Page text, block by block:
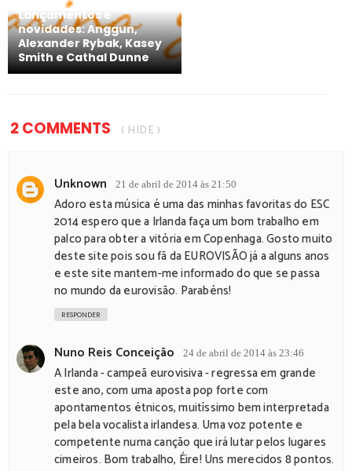
Lançamentos e
novidades: Anggun,
Alexander Rybak, Kasey
Smith e Cathal Dunne
2 COMMENTS ( HIDE )
Unknown 21 de abril de 2014 às 21:50
Adoro esta música é uma das minhas favoritas do ESC
2014 espero que a Irlanda faça um bom trabalho em
palco para obter a vitória em Copenhaga. Gosto muito
deste site pois sou fã da EUROVISÃO já a alguns anos
e este site mantem-me informado do que se passa
no mundo da eurovisão. Parabéns!
RESPONDER
Nuno Reis Conceição 24 de abril de 2014 às 23:46
A Irlanda - campeã eurovisiva - regressa em grande
este ano, com uma aposta pop forte com
apontamentos étnicos, muitíssimo bem interpretada
pela bela vocalista irlandesa. Uma voz potente e
competente numa canção que irá lutar pelos lugares
cimeiros. Bom trabalho, Éire! Uns merecidos 8 pontos.